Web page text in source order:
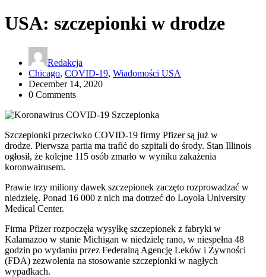
USA: szczepionki w drodze
Redakcja
Chicago, COVID-19, Wiadomości USA
December 14, 2020
0 Comments
Szczepionki przeciwko COVID-19 firmy Pfizer są już w
drodze. Pierwsza partia ma trafić do szpitali do środy. Stan Illinois
ogłosił, że kolejne 115 osób zmarło w wyniku zakażenia
koronwairusem.
Prawie trzy miliony dawek szczepionek zaczęto rozprowadzać w
niedzielę. Ponad 16 000 z nich ma dotrzeć do Loyola University
Medical Center.
Firma Pfizer rozpoczęła wysyłkę szczepionek z fabryki w
Kalamazoo w stanie Michigan w niedzielę rano, w niespełna 48
godzin po wydaniu przez Federalną Agencję Leków i Żywności
(FDA) zezwolenia na stosowanie szczepionki w nagłych
wypadkach.